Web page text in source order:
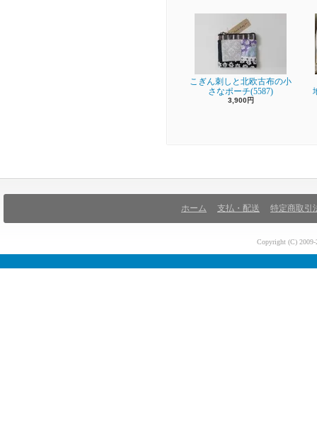
こぎん刺しと北欧古布の小
さなポーチ(5587)
3,900円
ホーム 支払・配送 特定商取引
Copyright (C)